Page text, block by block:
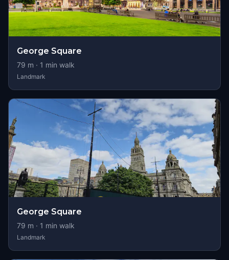
George Square
79 m · 1 min walk
Landmark
George Square
79 m · 1 min walk
Landmark